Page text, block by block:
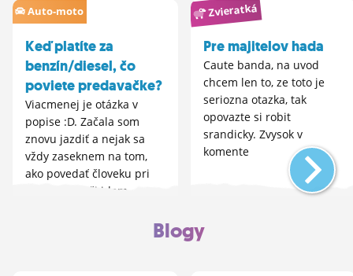
Auto-moto
Keď platíte za
benzín/diesel, čo
poviete predavačke?
Viacmenej je otázka v
popise :D. Začala som
znovu jazdiť a nejak sa
vždy zaseknem na tom,
ako povedať človeku pri
pokladni za či idem
Zvieratká
Pre majitelov hada
Caute banda, na uvod
chcem len to, ze toto je
seriozna otazka, tak
opovazte si robit
srandicky. Zvysok v
komente
Blogy